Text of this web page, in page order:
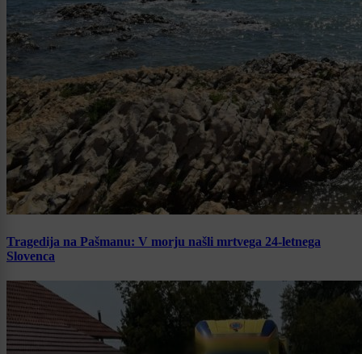
Tragedija na Pašmanu: V morju našli mrtvega 24-letnega
Slovenca